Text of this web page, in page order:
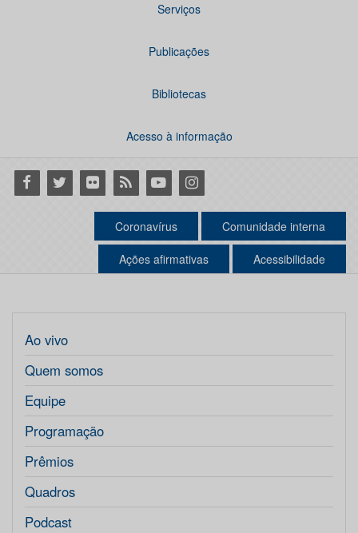
Serviços
Publicações
Bibliotecas
Acesso à informação
Facebook
Twitter Flickr RSS YoutubeInstagram
Coronavírus Comunidade interna
Ações afirmativas Acessibilidade
Ao vivo
Quem somos
Equipe
Programação
Prêmios
Quadros
Podcast